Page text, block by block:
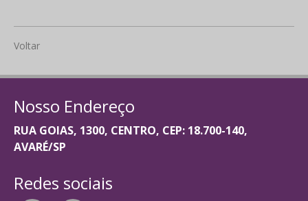
Voltar
Nosso Endereço
RUA GOIAS, 1300, CENTRO, CEP: 18.700-140,
AVARÉ/SP
Redes sociais